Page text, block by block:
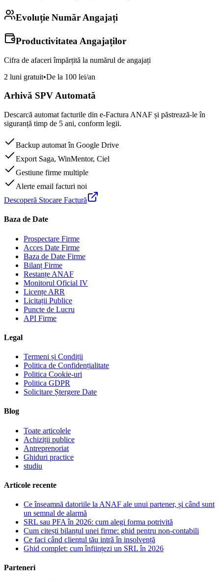
Evoluție Număr Angajați
Productivitatea Angajaților
Cifra de afaceri împărțită la numărul de angajați
2 luni gratuit•De la 100 lei/an
Arhivă SPV Automată
Descarcă automat facturile din e-Factura ANAF și păstrează-le în
siguranță timp de 5 ani, conform legii.
Backup automat în Google Drive
Export Saga, WinMentor, Ciel
Gestiune firme multiple
Alerte email facturi noi
Descoperă Stocare Factură
Baza de Date
Prospectare Firme
Acces Date Firme
Baza de Date Firme
Bilanț Firme
Restanțe ANAF
Monitorul Oficial IV
Licențe ARR
Licitații Publice
Puncte de Lucru
API Firme
Legal
Termeni și Condiții
Politica de Confidențialitate
Politica Cookie-uri
Politica GDPR
Solicitare Ștergere Date
Blog
Toate articolele
Achiziții publice
Antreprenoriat
Ghiduri practice
studiu
Articole recente
Ce înseamnă datoriile la ANAF ale unui partener, și când sunt
un semnal de alarmă
SRL sau PFA în 2026: cum alegi forma potrivită
Cum citești bilanțul unei firme: ghid pentru non-contabili
Ce faci când clientul tău intră în insolvență
Ghid complet: cum înființezi un SRL în 2026
Parteneri